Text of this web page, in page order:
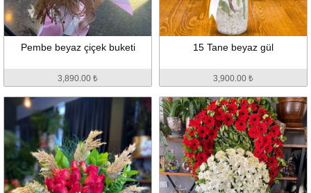
Pembe beyaz çiçek buketi
3,890.00 ₺
15 Tane beyaz gül
3,900.00 ₺